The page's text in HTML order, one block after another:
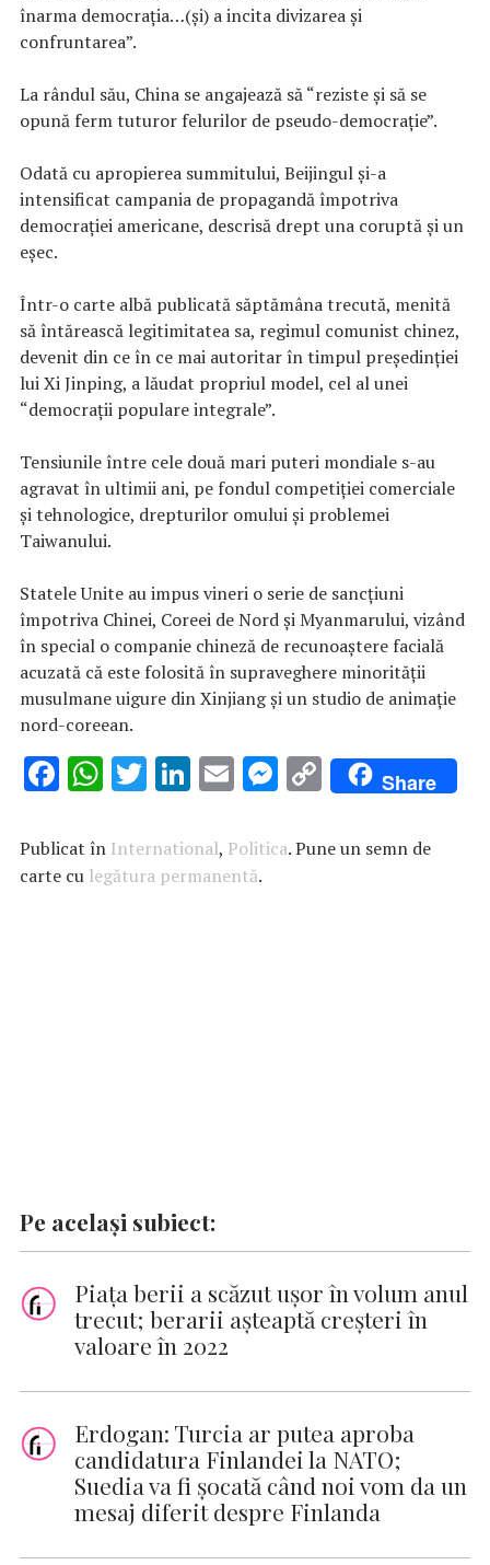
înarma democraţia…(şi) a incita divizarea şi
confruntarea”.
La rândul său, China se angajează să “reziste şi să se
opună ferm tuturor felurilor de pseudo-democraţie”.
Odată cu apropierea summitului, Beijingul şi-a
intensificat campania de propagandă împotriva
democraţiei americane, descrisă drept una coruptă şi un
eşec.
Într-o carte albă publicată săptămâna trecută, menită
să întărească legitimitatea sa, regimul comunist chinez,
devenit din ce în ce mai autoritar în timpul preşedinţiei
lui Xi Jinping, a lăudat propriul model, cel al unei
“democraţii populare integrale”.
Tensiunile între cele două mari puteri mondiale s-au
agravat în ultimii ani, pe fondul competiţiei comerciale
şi tehnologice, drepturilor omului şi problemei
Taiwanului.
Statele Unite au impus vineri o serie de sancţiuni
împotriva Chinei, Coreei de Nord şi Myanmarului, vizând
în special o companie chineză de recunoaştere facială
acuzată că este folosită în supraveghere minorităţii
musulmane uigure din Xinjiang şi un studio de animaţie
nord-coreean.
F
e
b
W
at
s
T
it
te
Li
k
e
E
ai
l
M
se
C
o
p
Share
Publicat în International, Politica. Pune un semn de
carte cu legătura permanentă.
Pe același subiect:
Piaţa berii a scăzut uşor în volum anul
trecut; berarii aşteaptă creşteri în
valoare în 2022
Erdogan: Turcia ar putea aproba
candidatura Finlandei la NATO;
Suedia va fi şocată când noi vom da un
mesaj diferit despre Finlanda